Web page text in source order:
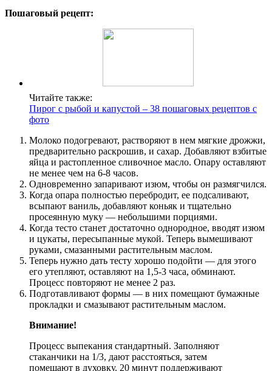
Пошаговый рецепт:
Читайте также:
Пирог с рыбой и капустой – 38 пошаговых рецептов с
фото
Молоко подогревают, растворяют в нем мягкие дрожжи,
предварительно раскрошив, и сахар. Добавляют взбитые
яйца и растопленное сливочное масло. Опару оставляют
не менее чем на 6-8 часов.
Одновременно запаривают изюм, чтобы он размягчился.
Когда опара полностью перебродит, ее подсаливают,
всыпают ваниль, добавляют коньяк и тщательно
просеянную муку — небольшими порциями.
Когда тесто станет достаточно однородное, вводят изюм
и цукаты, пересыпанные мукой. Теперь вымешивают
руками, смазанными растительным маслом.
Теперь нужно дать тесту хорошо подойти — для этого
его утепляют, оставляют на 1,5-3 часа, обминают.
Процесс повторяют не менее 2 раз.
Подготавливают формы — в них помещают бумажные
прокладки и смазывают растительным маслом.
Внимание!
Процесс выпекания стандартный. Заполняют
стаканчики на 1/3, дают расстояться, затем
помещают в духовку. 20 минут поддерживают